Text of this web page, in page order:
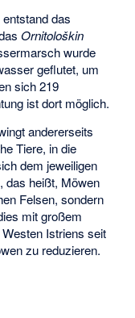
das
Ornitološkin
wurde
geflutet, um
sich 219
ist dort möglich.
andererseits
Tiere, in die
dem jeweiligen
das heißt, Möwen
Felsen, sondern
mit großem
Istriens seit
zu reduzieren.